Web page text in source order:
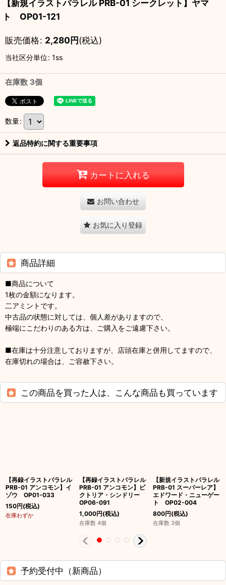
【新規イラストパラレル PRB-01 シークレット】ヤマ
ト OP01-121
販売価格: 2,280円(税込)
当社区分単位: 1ss
在庫数 3個
数量:
返品特約に関する重要事項
カートに入れる
お問い合わせ
お気に入り登録
商品詳細
■商品について
1枚の金額になります。
二アミントです。
中古品の状態に対しては、個人差がありますので、
極端にこだわりのある方は、ご購入をご遠慮下さい。
■在庫は十分注意しておりますが、店頭在庫と併用してますので、
在庫切れの場合は、ご容赦下さい。
この商品を買った人は、こんな商品も買っています
【再録イラストパラレル
PRB-01 アンコモン】イ
ゾウ OP01-033
150円(税込)
在庫わずか
【再録イラストパラレル
PRB-01 アンコモン】ビ
クトリア・シンドリー
OP06-091
1,000円(税込)
在庫数 4個
【新規イラストパラレル
PRB-01 スーパーレア】
エドワード・ニューゲー
ト OP02-004
800円(税込)
在庫数 3個
予約受付中（新商品）